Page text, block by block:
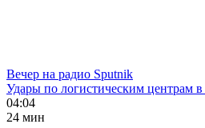
Вечер на радио Sputnik
Удары по логистическим центрам
04:04
24 мин